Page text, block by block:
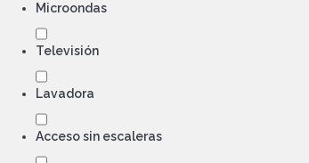
Microondas
Televisión
Lavadora
Acceso sin escaleras